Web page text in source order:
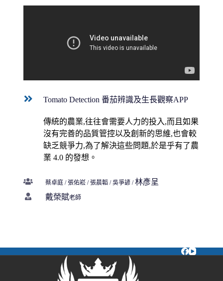
Tomato Detection 番茄辨識及生長觀察APP
傳統的農業,往往會需要人力的投入,而且如果
沒有完善的品質管控以及創新的思維,也會較
缺乏競爭力,為了解決這些問題,於是乎有了農
業 4.0 的發想。
蔡卓庭/張佑崧/張晨韜 /吳爭諺/林彥呈
戴榮賦老師